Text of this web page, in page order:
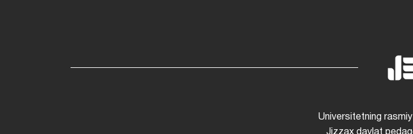
Universitetning
Jizzax davlat